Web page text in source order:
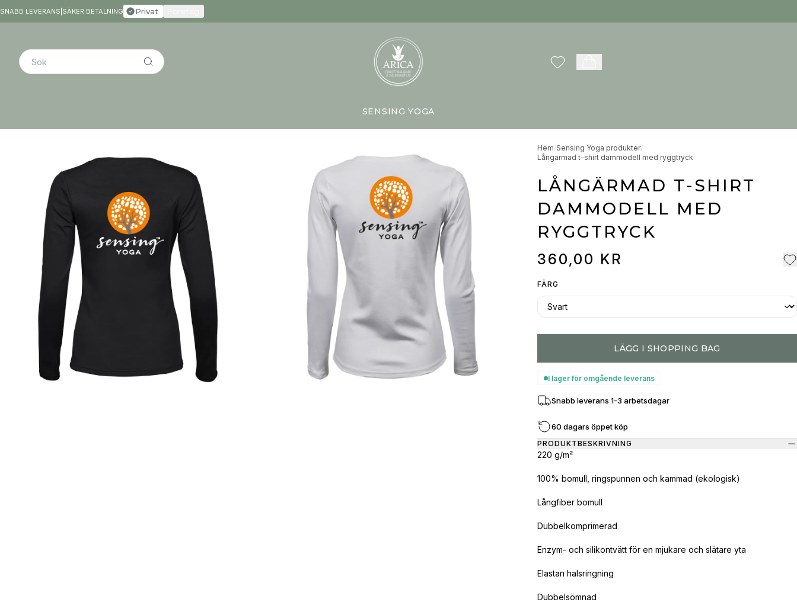
SNABB LEVERANS SÄKER BETALNING Privat
SENSING YOGA
Hem/Sensing Yoga produkter/
Långärmad t-shirt dammodell med ryggtryck
LÅNGÄRMAD T-SHIRT
DAMMODELL MED
RYGGTRYCK
360,00 KR
FÄRG
LÄGG I SHOPPING BAG
I lager för omgående leverans
Snabb leverans 1-3 arbetsdagar
60 dagars öppet köp
PRODUKTBESKRIVNING
220 g/m²
100% bomull, ringspunnen och kammad (ekologisk)
Långfiber bomull
Dubbelkomprimerad
Enzym- och silikontvätt för en mjukare och slätare yta
Elastan halsringning
Dubbelsömnad